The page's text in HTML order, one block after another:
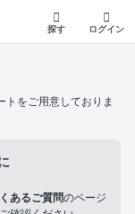
探す ログイン
をご用意しておりま
あるご質問のページ